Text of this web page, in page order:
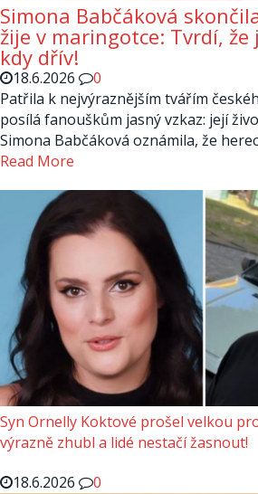
Simona Babčáková
žije v maringotce: Tvrdí, že
kdy dřív!
18.6.2026
0
Patřila k nejvýraznějším tvářím
posílá fanouškům jasný vzkaz: její
Simona Babčáková oznámila, že
Read More
Syn Ornelly Koktové prošel velkou
výrazně zhubl a lidé nestačí žasnout!
18.6.2026
0